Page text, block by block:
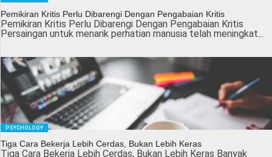
Pemikiran Kritis Perlu Dibarengi Dengan Pengabaian Kritis
Pemikiran Kritis Perlu Dibarengi Dengan Pengabaian Kritis
Persaingan untuk menarik perhatian manusia telah meningkat...
PSYCHOLOGY
Tiga Cara Bekerja Lebih Cerdas, Bukan Lebih Keras
Tiga Cara Bekerja Lebih Cerdas, Bukan Lebih Keras Banyak